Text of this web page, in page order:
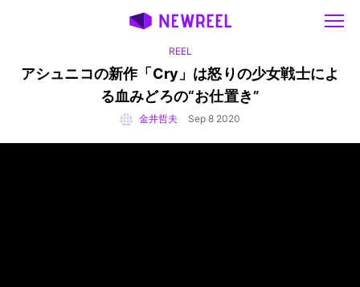
REEL
アシュニコの新作「Cry」は怒りの少女戦士によ
る血みどろの“お仕置き”
金井哲夫 Sep 8 2020